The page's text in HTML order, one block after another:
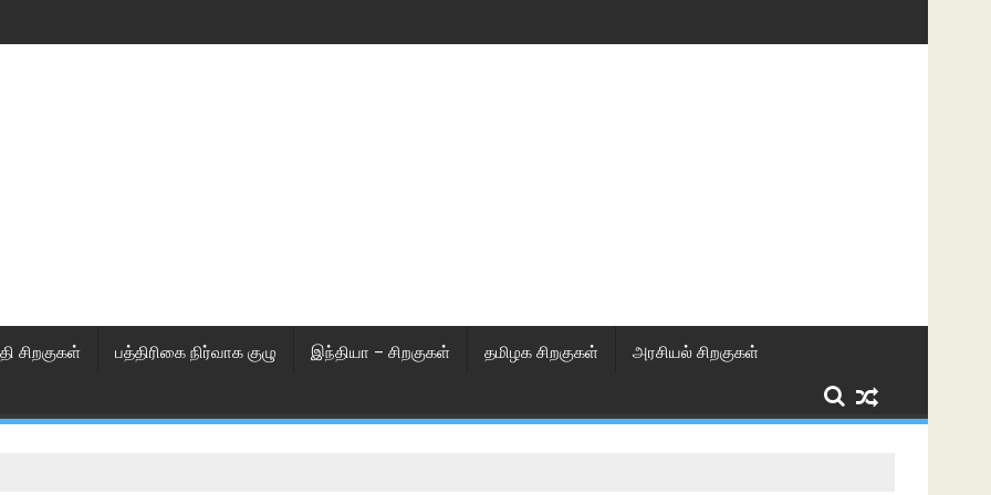
சிறகுகள் பத்திரிகை நிர்வாக குழு இந்தியா – சிறகுகள் தமிழக சிறகுகள் அரசியல் சிறகுகள்